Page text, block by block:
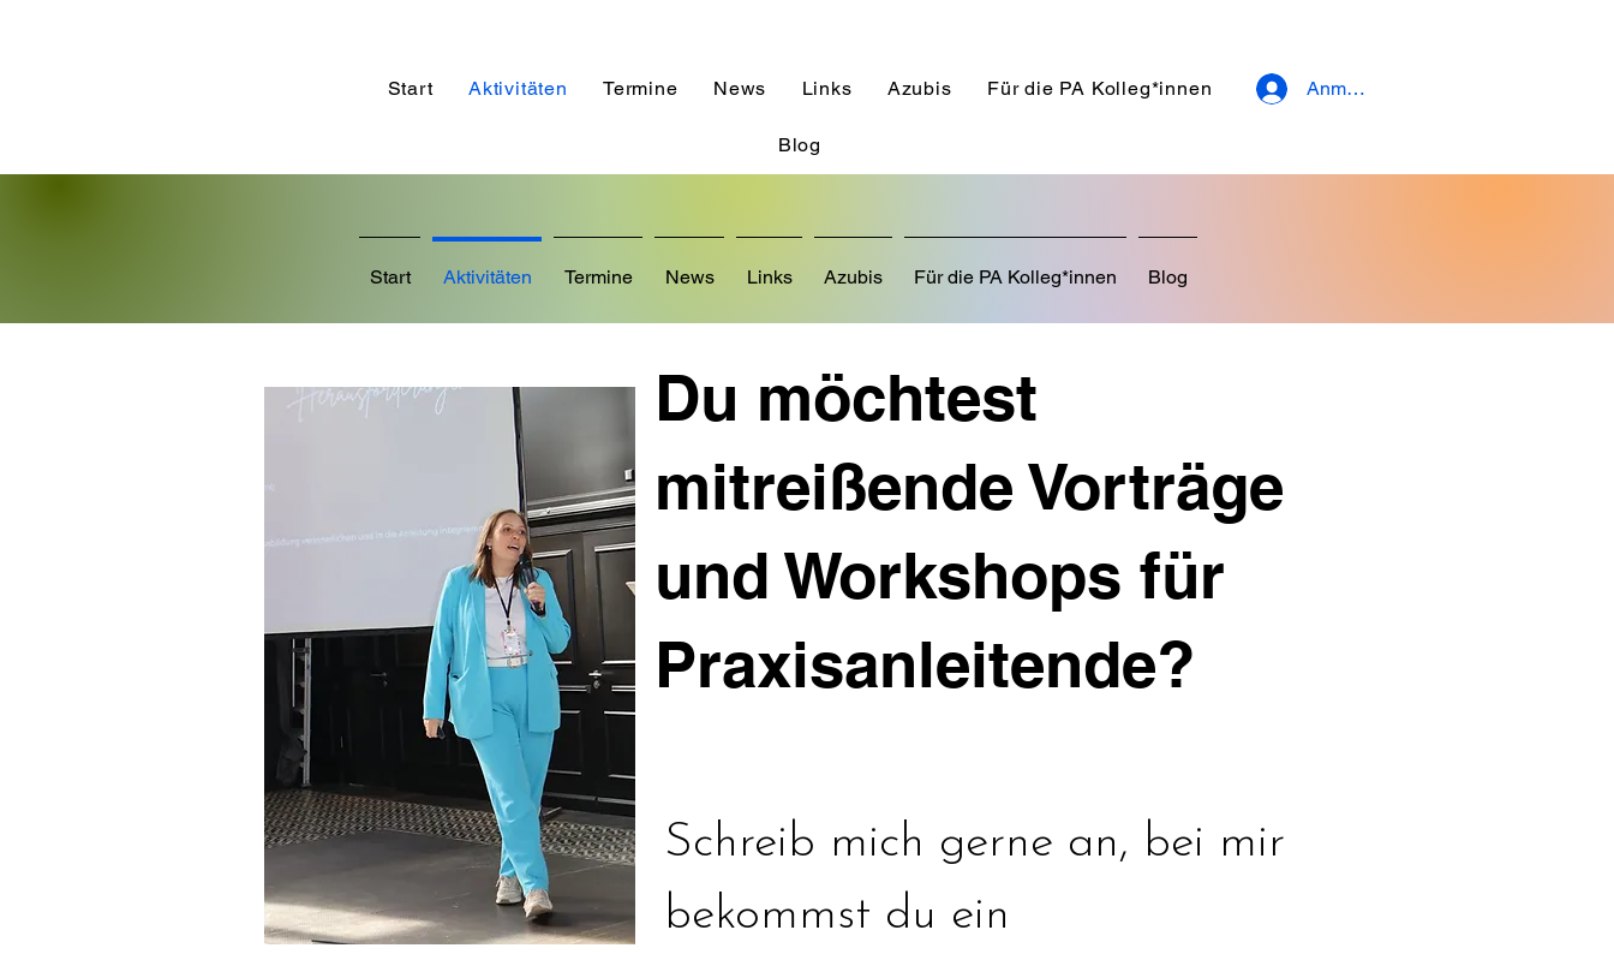
Start Aktivitäten Termine News Links Azubis Für die PA Kolleg*innen
Blog
Anmelden
Start Aktivitäten Termine News Links Azubis Für die PA Kolleg*innen Blog
Du möchtest
mitreißende Vorträge
und Workshops für
Praxisanleitende?
Schreib mich gerne an, bei mir
bekommst du ein